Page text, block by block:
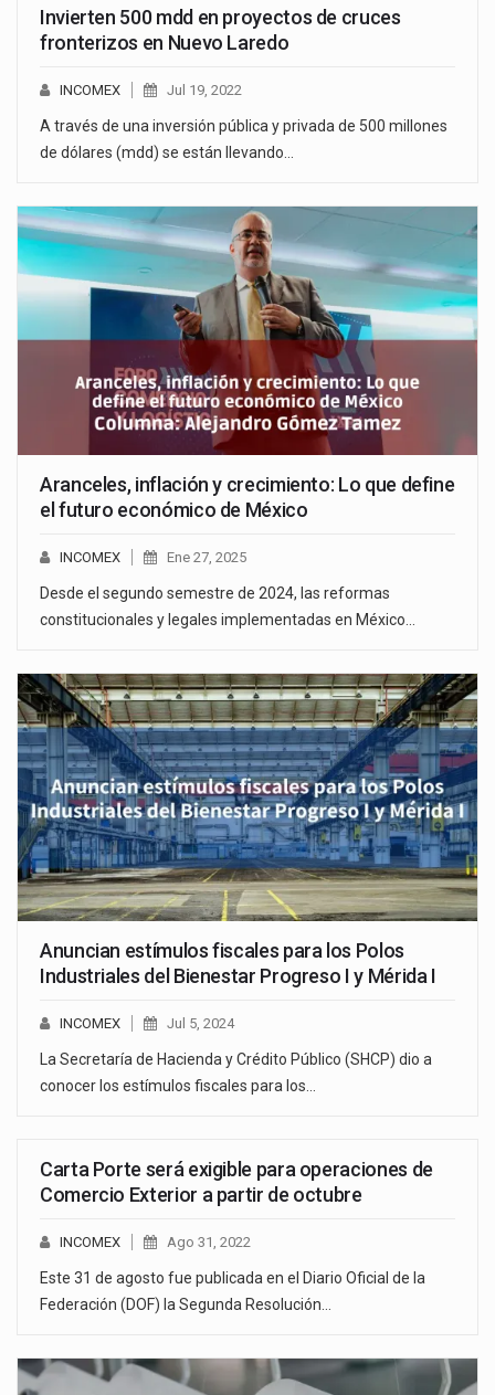
Invierten 500 mdd en proyectos de cruces
fronterizos en Nuevo Laredo
INCOMEX Jul 19, 2022
A través de una inversión pública y privada de 500 millones
de dólares (mdd) se están llevando…
Aranceles, inflación y crecimiento: Lo que define
el futuro económico de México
INCOMEX Ene 27, 2025
Desde el segundo semestre de 2024, las reformas
constitucionales y legales implementadas en México…
Anuncian estímulos fiscales para los Polos
Industriales del Bienestar Progreso I y Mérida I
INCOMEX Jul 5, 2024
La Secretaría de Hacienda y Crédito Público (SHCP) dio a
conocer los estímulos fiscales para los…
Carta Porte será exigible para operaciones de
Comercio Exterior a partir de octubre
INCOMEX Ago 31, 2022
Este 31 de agosto fue publicada en el Diario Oficial de la
Federación (DOF) la Segunda Resolución…